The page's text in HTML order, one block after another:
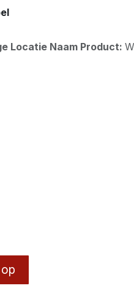
Locatie Naam Product: